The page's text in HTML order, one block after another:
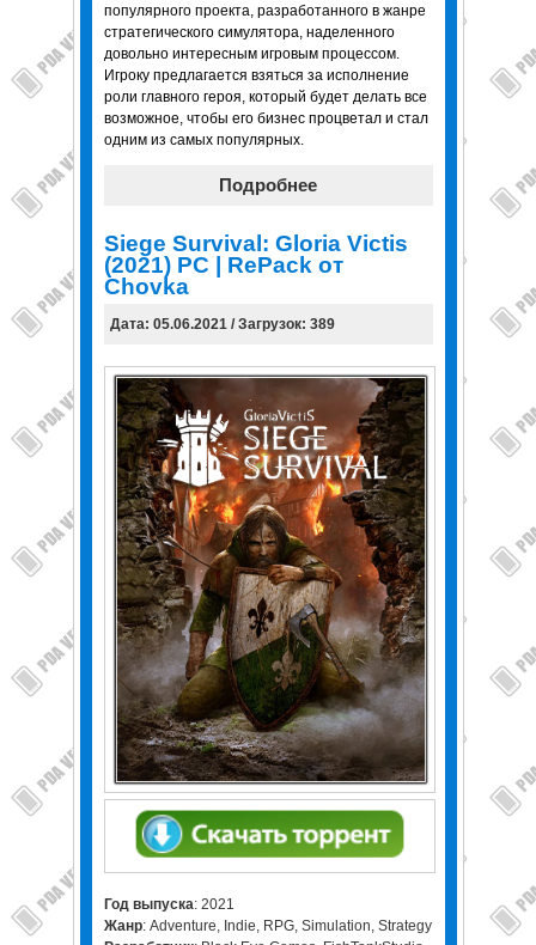
популярного проекта, разработанного в жанре
стратегического симулятора, наделенного
довольно интересным игровым процессом.
Игроку предлагается взяться за исполнение
роли главного героя, который будет делать все
возможное, чтобы его бизнес процветал и стал
одним из самых популярных.
Подробнее
Siege Survival: Gloria Victis
(2021) PC | RePack от
Chovka
Дата: 05.06.2021 / Загрузок: 389
Год выпуска: 2021
Жанр: Adventure, Indie, RPG, Simulation, Strategy